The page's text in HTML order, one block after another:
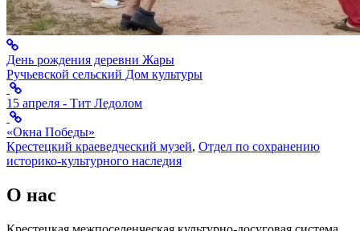
День рождения деревни Жары
Ручьевской сельский Дом культуры
15 апреля - Тит Ледолом
«Окна Победы»
Крестецкий краеведческий музей, Отдел по сохранению
историко-культурного наследия
О нас